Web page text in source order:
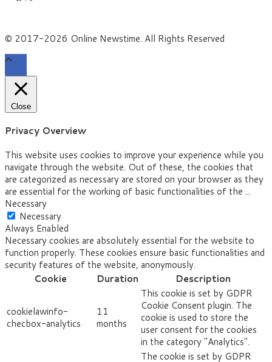
© 2017-2026 Online Newstime. All Rights Reserved
Close
Privacy Overview
This website uses cookies to improve your experience while you
navigate through the website. Out of these, the cookies that
are categorized as necessary are stored on your browser as they
are essential for the working of basic functionalities of the ...
Necessary
Necessary
Always Enabled
Necessary cookies are absolutely essential for the website to
function properly. These cookies ensure basic functionalities and
security features of the website, anonymously.
Cookie
Duration Description
cookielawinfo-
checbox-analytics
11
months
This cookie is set by GDPR
Cookie Consent plugin. The
cookie is used to store the
user consent for the cookies
in the category "Analytics".
The cookie is set by GDPR